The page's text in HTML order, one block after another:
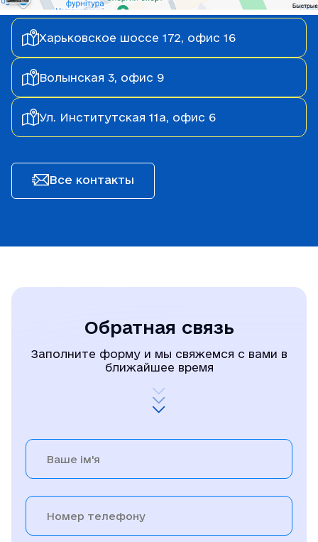
Харьковское шоссе 172, офис 16
Волынская 3, офис 9
Ул. Институтская 11а, офис 6
Все контакты
Обратная связь
Заполните форму и мы свяжемся с вами в
ближайшее время